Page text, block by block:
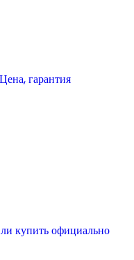
гарантия
купить официально